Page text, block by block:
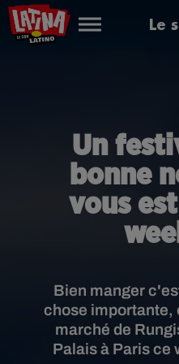
Le
Un
bonne
vous
Bien manger
chose importante,
marché de
Palais à Paris ce